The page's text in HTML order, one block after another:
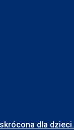
dla dzieci.